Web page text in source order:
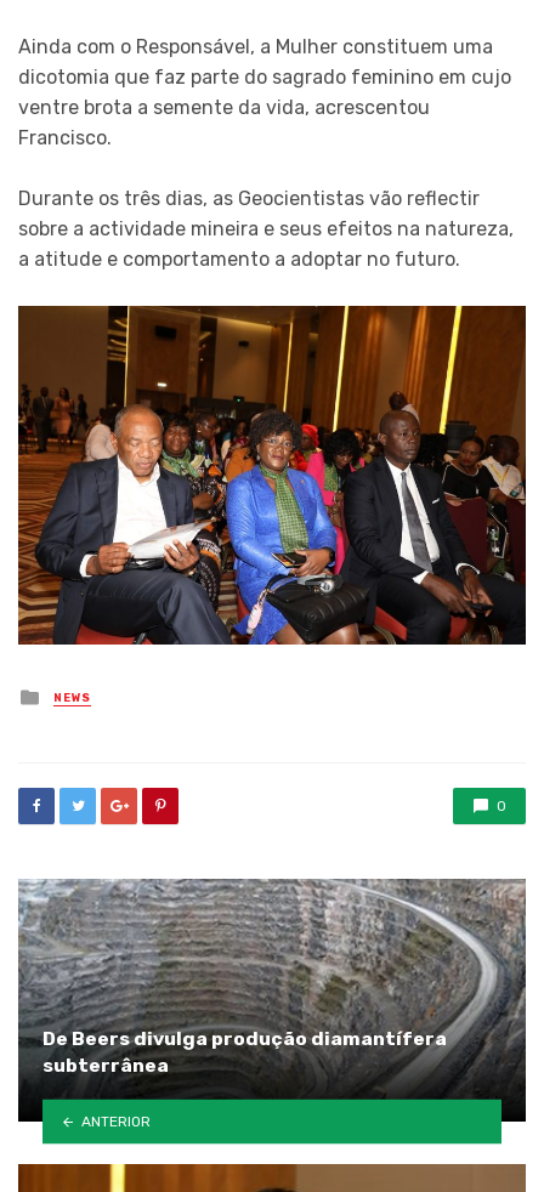
Ainda com o Responsável, a Mulher constituem uma
dicotomia que faz parte do sagrado feminino em cujo
ventre brota a semente da vida, acrescentou
Francisco.
Durante os três dias, as Geocientistas vão reflectir
sobre a actividade mineira e seus efeitos na natureza,
a atitude e comportamento a adoptar no futuro.
Posted
in
NEWS
0
De Beers divulga produção diamantífera
subterrânea
ANTERIOR